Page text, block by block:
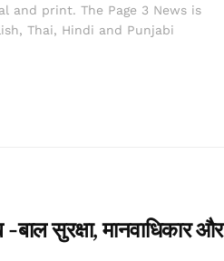
and print. The Page 3 News is
Thai, Hindi and Punjabi
सुरक्षा, मानवाधिकार और